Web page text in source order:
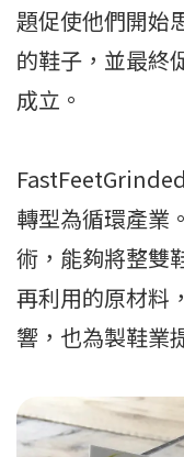
題促使他們開始
的鞋子，並最終
成立。
轉型為循環產業
術，能夠將整雙
再利用的原材料
響，也為製鞋業